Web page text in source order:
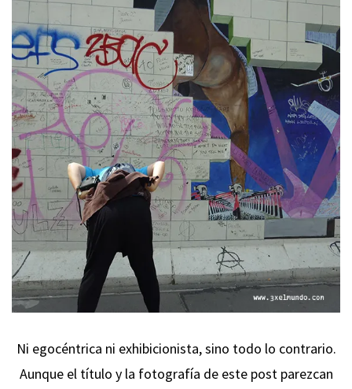
Ni egocéntrica ni exhibicionista, sino todo lo contrario.
Aunque el título y la fotografía de este post parezcan